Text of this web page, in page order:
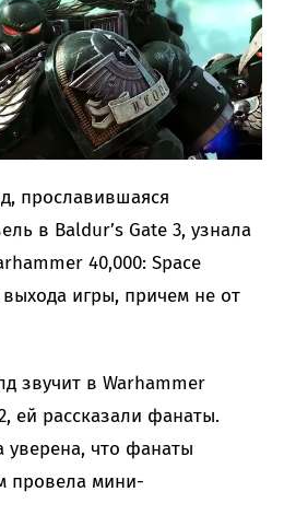
прославившаяся
в Baldur’s Gate 3, узнала
40,000: Space
игры, причем не от
звучит в Warhammer
ей рассказали фанаты.
уверена, что фанаты
провела мини-